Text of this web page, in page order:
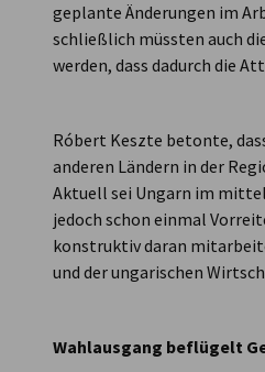
Verkleinern
geplante Änderungen im
schließlich müssten auch
werden, dass dadurch die
Róbert Keszte betonte,
anderen Ländern in der
Aktuell sei Ungarn im
jedoch schon einmal
konstruktiv daran
und der ungarischen
Wahlausgang beflügelt